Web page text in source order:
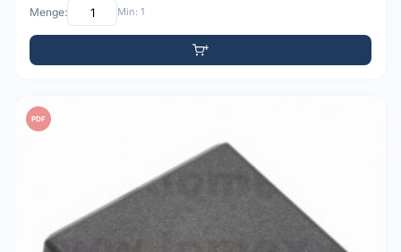
Menge: Min: 1
PDF